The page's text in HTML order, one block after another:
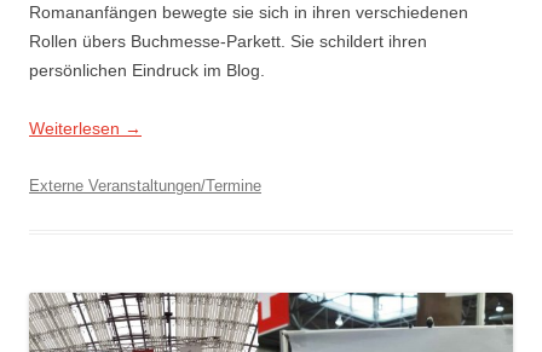
Romananfängen bewegte sie sich in ihren verschiedenen
Rollen übers Buchmesse-Parkett. Sie schildert ihren
persönlichen Eindruck im Blog.
Weiterlesen →
Externe Veranstaltungen/Termine